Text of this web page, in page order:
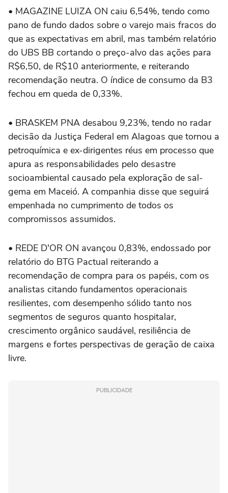
• MAGAZINE LUIZA ON caiu 6,54%, tendo como
pano de fundo dados sobre o varejo mais fracos do
que as expectativas em abril, mas também relatório
do UBS BB cortando o preço-alvo das ações para
R$6,50, de R$10 anteriormente, e reiterando
recomendação neutra. O índice de consumo da B3
fechou em queda de 0,33%.
• BRASKEM PNA desabou 9,23%, tendo no radar
decisão da Justiça Federal em Alagoas que tornou a
petroquímica e ex-dirigentes réus em processo que
apura as responsabilidades pelo desastre
socioambiental causado pela exploração de sal-
gema em Maceió. A companhia disse que seguirá
empenhada no cumprimento de todos os
compromissos assumidos.
• REDE D'OR ON avançou 0,83%, endossado por
relatório do BTG Pactual reiterando a
recomendação de compra para os papéis, com os
analistas citando fundamentos operacionais
resilientes, com desempenho sólido tanto nos
segmentos de seguros quanto hospitalar,
crescimento orgânico saudável, resiliência de
margens e fortes perspectivas de geração de caixa
livre.
PUBLICIDADE